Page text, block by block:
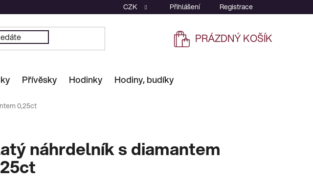
CZK Přihlášení Registrace
NÁKUPNÍ
PRÁZDNÝ KOŠÍK
Přívěsky Hodinky Hodiny, budíky
0,25ct
náhrdelník s diamantem